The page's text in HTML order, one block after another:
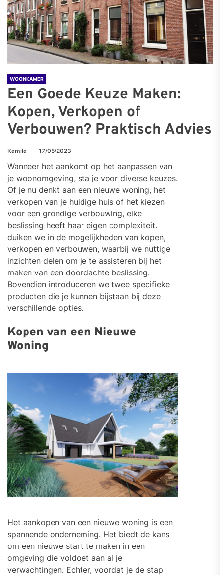
WOONKAMER
Een Goede Keuze Maken:
Kopen, Verkopen of
Verbouwen? Praktisch Advies
Kamila 17/05/2023
Wanneer het aankomt op het aanpassen van
je woonomgeving, sta je voor diverse keuzes.
Of je nu denkt aan een nieuwe woning, het
verkopen van je huidige huis of het kiezen
voor een grondige verbouwing, elke
beslissing heeft haar eigen complexiteit.
duiken we in de mogelijkheden van kopen,
verkopen en verbouwen, waarbij we nuttige
inzichten delen om je te assisteren bij het
maken van een doordachte beslissing.
Bovendien introduceren we twee specifieke
producten die je kunnen bijstaan bij deze
verschillende opties.
Kopen van een Nieuwe
Woning
Het aankopen van een nieuwe woning is een
spannende onderneming. Het biedt de kans
om een nieuwe start te maken in een
omgeving die voldoet aan al je
verwachtingen. Echter, voordat je de stap